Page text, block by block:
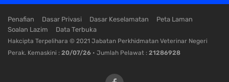
Penafian Dasar Privasi Dasar Keselamatan
Peta Laman
Soalan Lazim
Data Terbuka
Hakcipta Terpelihara © 2021 Jabatan Perkhidmatan Veterinar Negeri
Perak. Kemaskini : 20/07/26 • Jumlah Pelawat : 21286928